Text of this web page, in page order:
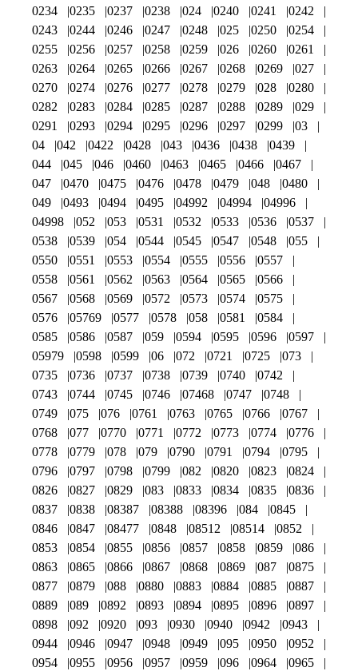
0234 0235 0237 0238 024 0240 0241
0242
0243
0244 0246 0247 0248 025 0250
0254
0255
0256 0257 0258 0259 026 0260
0261
0263
0264 0265 0266 0267 0268 0269
027
0270
0274 0276 0277 0278 0279 028
0280
0282
0283 0284 0285 0287 0288 0289
029
0291
0293 0294 0295 0296 0297 0299
03
04
042 0422 0428 043 0436 0438
0439
044
045 046 0460 0463 0465 0466
0467
047
0470 0475 0476 0478 0479 048
0480
049
0493 0494 0495 04992 04994
04996
04998
052 053 0531 0532 0533 0536
0537
0538
0539 054 0544 0545 0547 0548
055
0550
0551 0553 0554 0555 0556
0557
0558
0561 0562 0563 0564 0565
0566
0567
0568 0569 0572 0573 0574
0575
0576
05769 0577 0578 058 0581
0584
0585
0586 0587 059 0594 0595 0596
0597
05979
0598 0599 06 072 0721 0725
073
0735
0736 0737 0738 0739 0740
0742
0743
0744 0745 0746 07468 0747
0748
0749
075 076 0761 0763 0765 0766
0767
0768
077 0770 0771 0772 0773 0774
0776
0778
0779 078 079 0790 0791 0794
0795
0796
0797 0798 0799 082 0820 0823
0824
0826
0827 0829 083 0833 0834 0835
0836
0837
0838 08387 08388 08396 084
0845
0846
0847 08477 0848 08512 08514
0852
0853
0854 0855 0856 0857 0858 0859
086
0863
0865 0866 0867 0868 0869 087
0875
0877
0879 088 0880 0883 0884 0885
0887
0889
089 0892 0893 0894 0895 0896
0897
0898
092 0920 093 0930 0940 0942
0943
0944
0946 0947 0948 0949 095 0950
0952
0954
0955 0956 0957 0959 096 0964
0965